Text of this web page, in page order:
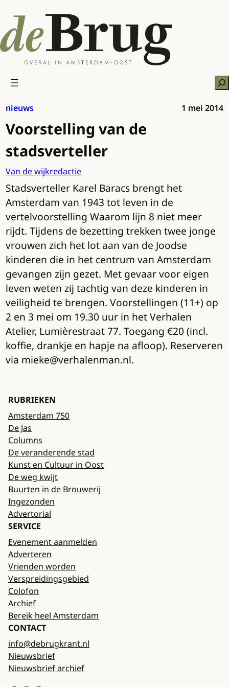
naar
de
inhoud
nieuws 1 mei 2014
Voorstelling van de
stadsverteller
Van de wijkredactie
Stadsverteller Karel Baracs brengt het
Amsterdam van 1943 tot leven in de
vertelvoorstelling Waarom lijn 8 niet meer
rijdt. Tijdens de bezetting trekken twee jonge
vrouwen zich het lot aan van de Joodse
kinderen die in het centrum van Amsterdam
gevangen zijn gezet. Met gevaar voor eigen
leven weten zij tachtig van deze kinderen in
veiligheid te brengen. Voorstellingen (11+) op
2 en 3 mei om 19.30 uur in het Verhalen
Atelier, Lumièrestraat 77. Toegang €20 (incl.
koffie, drankje en hapje na afloop). Reserveren
via mieke@verhalenman.nl.
RUBRIEKEN
Amsterdam 750
De Jas
Columns
De veranderende stad
Kunst en Cultuur in Oost
De weg kwijt
Buurten in de Brouwerij
Ingezonden
Advertorial
SERVICE
Evenement aanmelden
Adverteren
Vrienden worden
Verspreidingsgebied
Colofon
Archief
Bereik heel Amsterdam
CONTACT
info@debrugkrant.nl
Nieuwsbrief
Nieuwsbrief archief